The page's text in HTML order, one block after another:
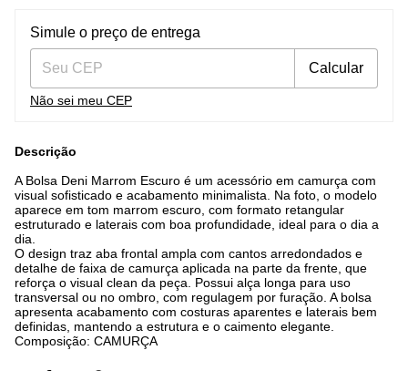
Entregas para o CEP:
Simule o preço de entrega
Calcular
Não sei meu CEP
Descrição
A Bolsa Deni Marrom Escuro é um acessório em camurça com
visual sofisticado e acabamento minimalista. Na foto, o modelo
aparece em tom marrom escuro, com formato retangular
estruturado e laterais com boa profundidade, ideal para o dia a
dia.
O design traz aba frontal ampla com cantos arredondados e
detalhe de faixa de camurça aplicada na parte da frente, que
reforça o visual clean da peça. Possui alça longa para uso
transversal ou no ombro, com regulagem por furação. A bolsa
apresenta acabamento com costuras aparentes e laterais bem
definidas, mantendo a estrutura e o caimento elegante.
Composição: CAMURÇA